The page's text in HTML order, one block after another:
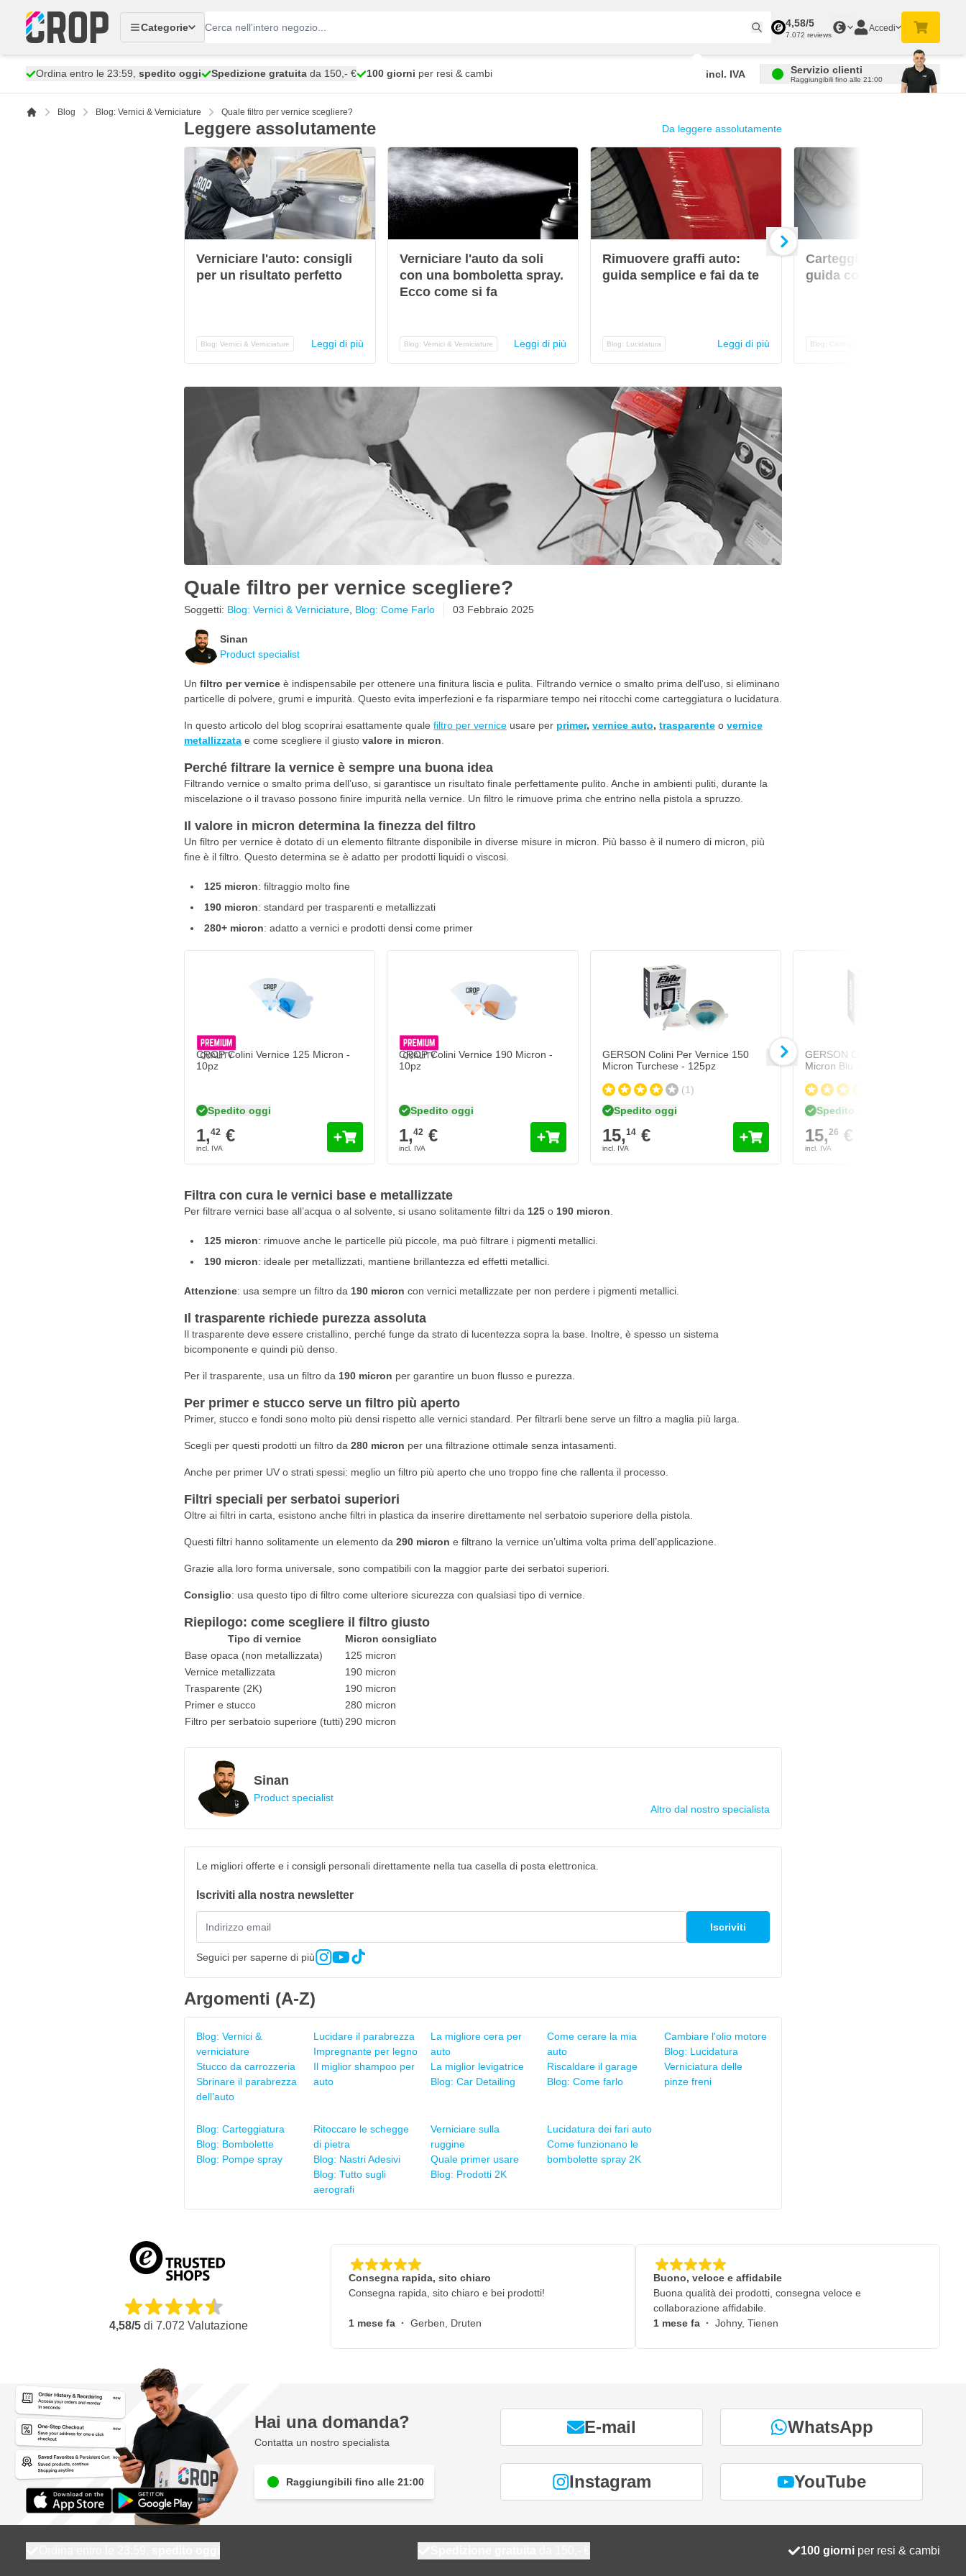
Categorie
4,58/5
7.072 reviews
€ Accedi
Ordina entro le 23:59, spedito oggi Spedizione gratuita da 150,- € 100 giorni per resi & cambi incl. IVA Servizio clienti
Raggiungibili fino alle 21:00
Blog Blog: Vernici & Verniciature Quale filtro per vernice scegliere?
Leggere assolutamente Da leggere assolutamente
Verniciare l'auto: consigli
per un risultato perfetto
Blog: Vernici & Verniciature Leggi di più
Verniciare l'auto da soli
con una bomboletta spray.
Ecco come si fa
Blog: Vernici & Verniciature Leggi di più
Rimuovere graffi auto:
guida semplice e fai da te
Blog: Lucidatura Leggi di più
Carteggiatura a umido:
guida con carta
Blog: Carteggiatura
Quale filtro per vernice scegliere?
Soggetti: Blog: Vernici & Verniciature Blog: Come Farlo 03 Febbraio 2025
Sinan
Product specialist
Un filtro per vernice è indispensabile per ottenere una finitura liscia e pulita. Filtrando vernice o smalto prima dell'uso, si eliminano
particelle di polvere, grumi e impurità. Questo evita imperfezioni e fa risparmiare tempo nei ritocchi come carteggiatura o lucidatura.
In questo articolo del blog scoprirai esattamente quale filtro per vernice usare per primer, vernice auto, trasparente o vernice
metallizzata e come scegliere il giusto valore in micron
Perché filtrare la vernice è sempre una buona idea
Filtrando vernice o smalto prima dell’uso, si garantisce un risultato finale perfettamente pulito. Anche in ambienti puliti, durante la
miscelazione o il travaso possono finire impurità nella vernice. Un filtro le rimuove prima che entrino nella pistola a spruzzo.
Il valore in micron determina la finezza del filtro
Un filtro per vernice è dotato di un elemento filtrante disponibile in diverse misure in micron. Più basso è il numero di micron, più
fine è il filtro. Questo determina se è adatto per prodotti liquidi o viscosi.
125 micron: filtraggio molto fine
190 micron: standard per trasparenti e metallizzati
280+ micron: adatto a vernici e prodotti densi come primer
CROP Colini Vernice 125 Micron -
10pz
Spedito oggi
1,42 €
CROP Colini Vernice 190 Micron -
10pz
Spedito oggi
1,42 €
GERSON Colini Per Vernice 150
Micron Turchese - 125pz
(1)
Spedito oggi
15,14€
GERSON Colini Per Vernice 125
Micron Blu - 125pz
Spedito oggi
15,26 €
Filtra con cura le vernici base e metallizzate
Per filtrare vernici base all’acqua o al solvente, si usano solitamente filtri da 125 o 190 micron
125 micron: rimuove anche le particelle più piccole, ma può filtrare i pigmenti metallici.
190 micron: ideale per metallizzati, mantiene brillantezza ed effetti metallici.
Attenzione: usa sempre un filtro da 190 micron con vernici metallizzate per non perdere i pigmenti metallici.
Il trasparente richiede purezza assoluta
Il trasparente deve essere cristallino, perché funge da strato di lucentezza sopra la base. Inoltre, è spesso un sistema
bicomponente e quindi più denso.
Per il trasparente, usa un filtro da 190 micron per garantire un buon flusso e purezza.
Per primer e stucco serve un filtro più aperto
Primer, stucco e fondi sono molto più densi rispetto alle vernici standard. Per filtrarli bene serve un filtro a maglia più larga.
Scegli per questi prodotti un filtro da 280 micron per una filtrazione ottimale senza intasamenti.
Anche per primer UV o strati spessi: meglio un filtro più aperto che uno troppo fine che rallenta il processo.
Filtri speciali per serbatoi superiori
Oltre ai filtri in carta, esistono anche filtri in plastica da inserire direttamente nel serbatoio superiore della pistola.
Questi filtri hanno solitamente un elemento da 290 micron e filtrano la vernice un’ultima volta prima dell’applicazione.
Grazie alla loro forma universale, sono compatibili con la maggior parte dei serbatoi superiori.
Consiglio: usa questo tipo di filtro come ulteriore sicurezza con qualsiasi tipo di vernice.
Riepilogo: come scegliere il filtro giusto
Tipo di vernice
Micron consigliato
Base opaca (non metallizzata)
125 micron
Vernice metallizzata
190 micron
Trasparente (2K)
190 micron
Primer e stucco
280 micron
Filtro per serbatoio superiore (tutti) 290 micron
Sinan
Product specialist
Altro dal nostro specialista
Le migliori offerte e i consigli personali direttamente nella tua casella di posta elettronica.
Iscriviti alla nostra newsletter
Iscriviti
Seguici per saperne di più
Argomenti (A-Z)
Blog: Vernici &
verniciature
Stucco da carrozzeria
Sbrinare il parabrezza
dell’auto
Lucidare il parabrezza
Impregnante per legno
Il miglior shampoo per
auto
La migliore cera per
auto
La miglior levigatrice
Blog: Car Detailing
Come cerare la mia
auto
Riscaldare il garage
Blog: Come farlo
Cambiare l'olio motore
Blog: Lucidatura
Verniciatura delle
pinze freni
Blog: Carteggiatura
Blog: Bombolette
Blog: Pompe spray
Ritoccare le schegge
di pietra
Blog: Nastri Adesivi
Blog: Tutto sugli
aerografi
Verniciare sulla
ruggine
Quale primer usare
Blog: Prodotti 2K
Lucidatura dei fari auto
Come funzionano le
bombolette spray 2K
4,58/5di 7.072 Valutazione
Consegna rapida, sito chiaro
Consegna rapida, sito chiaro e bei prodotti!
1 mese fa · Gerben, Druten
Buono, veloce e affidabile
Buona qualità dei prodotti, consegna veloce e
collaborazione affidabile.
1 mese fa · Johny, Tienen
Hai una domanda?
Contatta un nostro specialista
Raggiungibili fino alle 21:00
E-mail WhatsApp
Instagram YouTube
100 giorni per resi & cambi